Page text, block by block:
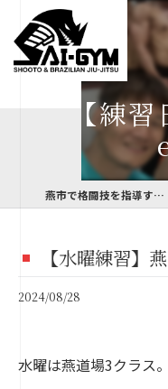
【練
燕市で格闘技を指導するSAI-GYM
【水曜練習】
2024/08/28
水曜は燕道場3クラス。